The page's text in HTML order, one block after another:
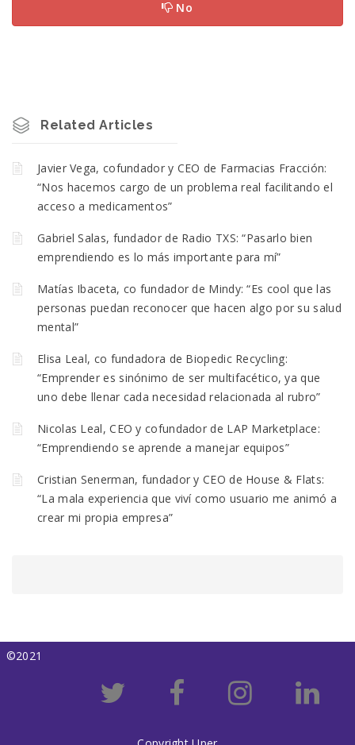
No
Related Articles
Javier Vega, cofundador y CEO de Farmacias Fracción:
“Nos hacemos cargo de un problema real facilitando el
acceso a medicamentos”
Gabriel Salas, fundador de Radio TXS: “Pasarlo bien
emprendiendo es lo más importante para mí”
Matías Ibaceta, co fundador de Mindy: “Es cool que las
personas puedan reconocer que hacen algo por su salud
mental”
Elisa Leal, co fundadora de Biopedic Recycling:
“Emprender es sinónimo de ser multifacético, ya que
uno debe llenar cada necesidad relacionada al rubro”
Nicolas Leal, CEO y cofundador de LAP Marketplace:
“Emprendiendo se aprende a manejar equipos”
Cristian Senerman, fundador y CEO de House & Flats:
“La mala experiencia que viví como usuario me animó a
crear mi propia empresa”
©2021